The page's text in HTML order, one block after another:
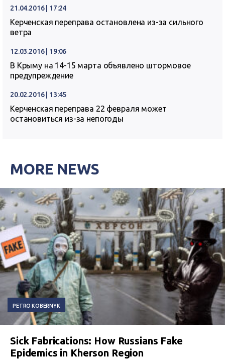
21.04.2016 | 17:24
Керченская переправа остановлена из-за сильного
ветра
12.03.2016 | 19:06
В Крыму на 14-15 марта объявлено штормовое
предупреждение
20.02.2016 | 13:45
Керченская переправа 22 февраля может
остановиться из-за непогоды
MORE NEWS
PETRO KOBERNYK
Sick Fabrications: How Russians Fake
Epidemics in Kherson Region